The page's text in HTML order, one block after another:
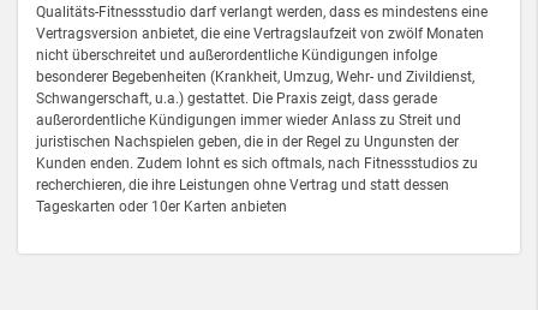
Qualitäts-Fitnessstudio darf verlangt werden, dass es mindestens eine
Vertragsversion anbietet, die eine Vertragslaufzeit von zwölf Monaten
nicht überschreitet und außerordentliche Kündigungen infolge
besonderer Begebenheiten (Krankheit, Umzug, Wehr- und Zivildienst,
Schwangerschaft, u.a.) gestattet. Die Praxis zeigt, dass gerade
außerordentliche Kündigungen immer wieder Anlass zu Streit und
juristischen Nachspielen geben, die in der Regel zu Ungunsten der
Kunden enden. Zudem lohnt es sich oftmals, nach Fitnessstudios zu
recherchieren, die ihre Leistungen ohne Vertrag und statt dessen
Tageskarten oder 10er Karten anbieten